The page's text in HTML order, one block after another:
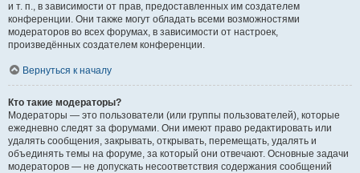
и т. п., в зависимости от прав, предоставленных им создателем
конференции. Они также могут обладать всеми возможностями
модераторов во всех форумах, в зависимости от настроек,
произведённых создателем конференции.
Вернуться к началу
Кто такие модераторы?
Модераторы — это пользователи (или группы пользователей), которые
ежедневно следят за форумами. Они имеют право редактировать или
удалять сообщения, закрывать, открывать, перемещать, удалять и
объединять темы на форуме, за который они отвечают. Основные задачи
модераторов — не допускать несоответствия содержания сообщений